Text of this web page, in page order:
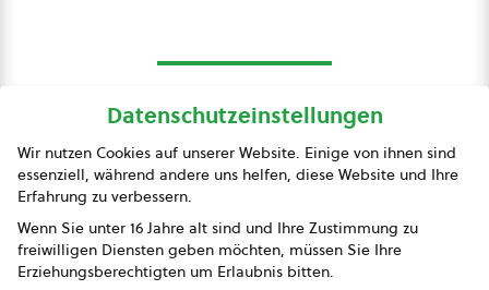
Presse
Impressum
Datenschutz
Datenschutzeinstellungen
Wir nutzen Cookies auf unserer Website. Einige von ihnen sind
essenziell, während andere uns helfen, diese Website und Ihre
Erfahrung zu verbessern.
Wenn Sie unter 16 Jahre alt sind und Ihre Zustimmung zu
freiwilligen Diensten geben möchten, müssen Sie Ihre
Erziehungsberechtigten um Erlaubnis bitten.